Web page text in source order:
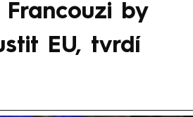
by
EU, tvrdí